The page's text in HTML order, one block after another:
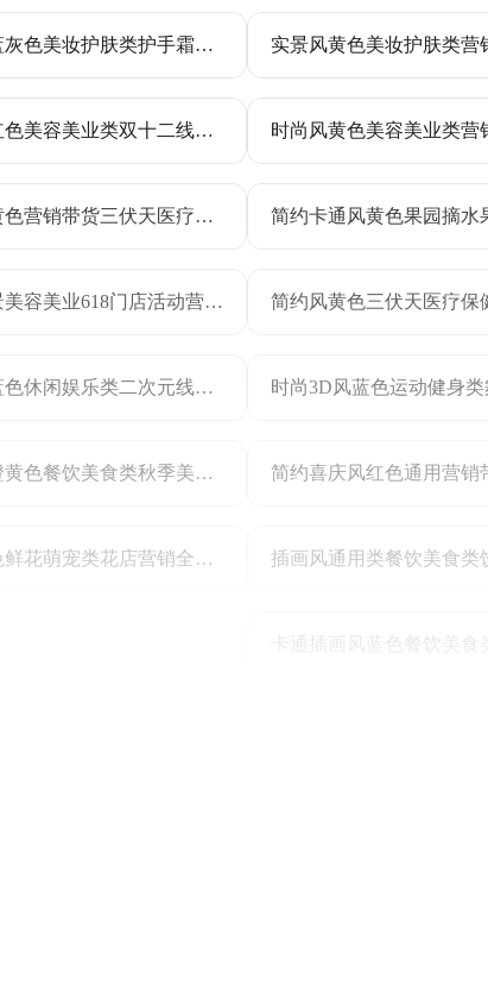
实景风蓝灰色美妆护肤类护手霜产品活动营销手机全屏海报
简约风红色美容美业类双十二线下门店活动营销全屏手机海报
中国风黄色营销带货三伏天医疗保健营销类手机全屏海报
时尚实景美容美业618门店活动营销海报
潮酷风蓝色休闲娱乐类二次元线下活动邀请手机全屏海报
时尚风橙黄色餐饮美食类秋季美食市集活动营销手机海报
简约灰色鲜花萌宠类花店营销全屏手机海报